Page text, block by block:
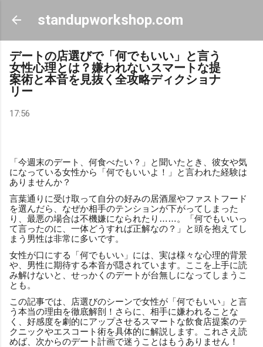
スキップしてメイン コンテンツに移動
standupworkshop.com
デートの店選びで「何でもいい」と言う
女性心理とは？嫌われないスマートな提
案術と本音を見抜く全攻略ディクショナ
リー
17:56
「今週末のデート、何食べたい？」と聞いたとき、彼女や気
になっている女性から「何でもいいよ！」と言われた経験は
ありませんか？
言葉通りに受け取って自分の好みの居酒屋やファストフード
を選んだら、なぜか相手のテンションが下がってしまった
り、最悪の場合は不機嫌になられたり……。「何でもいいっ
て言ったのに、一体どうすれば正解なの？」と頭を抱えてし
まう男性は非常に多いです。
女性が口にする「何でもいい」には、実は様々な心理的背景
や、男性に期待する本音が隠されています。ここを上手に読
み解けないと、せっかくのデートが台無しになってしまうこ
とも。
この記事では、店選びのシーンで女性が「何でもいい」と言
う本当の理由を徹底解剖！さらに、相手に嫌われることな
く、好感度を劇的にアップさせるスマートな飲食店提案のテ
クニックやエスコート術を具体的に解説します。これさえ読
めば、次からのデート計画で迷うことはもうありません！